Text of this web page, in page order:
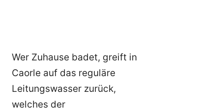
Wer Zuhause badet, greift in
Caorle auf das reguläre
Leitungswasser zurück,
welches der